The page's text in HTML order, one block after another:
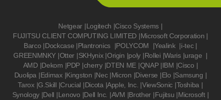
Netgear |Logitech |Cisco Systems |
FUJITSU CLIENT COMPUTING LIMITED |Microsoft Corporation |
Barco |Dockcase |Plantronics |POLYCOM |Yealink |i-tec |
GREENMNKY |Otter |SKHynix |Origin |poly |Rollei |Waris |urage |
AMD |Dekom |PDP |cherry |DTEN ME |QNAP |IBM |Cisco |
Duolipa |Edimax |Kingston |Nec |Micron |Diverse |Elo |Samsung |
Tarox |G.Skill |Crucial |Dicota |Apple, Inc. |ViewSonic |Toshiba |
Synology |Dell |Lenovo |Dell Inc. |AVM |Brother |Fujitsu |Microsoft |